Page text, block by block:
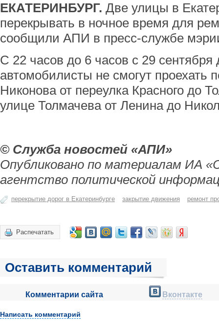
ЕКАТЕРИНБУРГ. Две улицы в
перекрывать в ночное время для
сообщили АПИ в пресс-службе
С 22 часов до 6 часов с 29 сентября
автомобилисты не смогут проехать
Никонова от переулка Красного до
улице Толмачева от Ленина до
© Служба новостей «АПИ»
Опубликовано по материалам ИА
агентство политической
перекрытие дорог в Екатеринбурге закрытие движения ремонт
Распечатать
Оставить комментарий
Комментарии сайта Вконтакте
Написать комментарий